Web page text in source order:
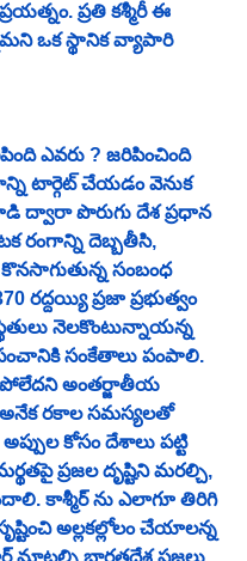
ప్రతి కశ్మీరీ ఈ
ఒక స్థానిక వ్యాపారి
ఎవరు ? జరిపించింది
టార్గెట్ చేయడం వెనుక
ద్వారా పొరుగు దేశ ప్రధాన
రంగాన్ని దెబ్బతీసి,
సంబంధ
రద్దయ్యి ప్రజా ప్రభుత్వం
నెలకొంటున్నాయన్న
సంకేతాలు పంపాలి.
పోలేదని అంతర్జాతీయ
రకాల సమస్యలతో
కోసం దేశాలు పట్టి
ప్రజల దృష్టిని మరల్చి,
కాశ్మీర్ ను ఎలాగూ తిరిగి
అల్లకల్లోలం చేయాలన్న